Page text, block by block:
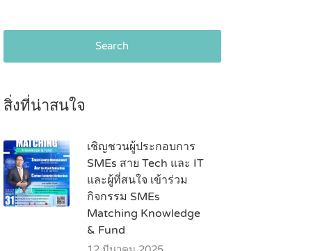
Search
สิ่งที่น่าสนใจ
เชิญชวนผู้ประกอบการ
SMEs สาย Tech และ IT
และผู้ที่สนใจ เข้าร่วม
กิจกรรม SMEs
Matching Knowledge
& Fund